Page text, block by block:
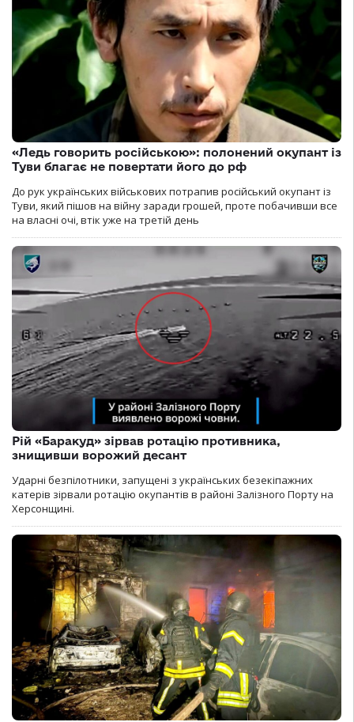
«Ледь говорить російською»: полонений окупант із
Туви благає не повертати його до рф
До рук українських військових потрапив російський окупант із
Туви, який пішов на війну заради грошей, проте побачивши все
на власні очі, втік уже на третій день
Рій «Баракуд» зірвав ротацію противника,
знищивши ворожий десант
Ударні безпілотники, запущені з українських безекіпажних
катерів зірвали ротацію окупантів в районі Залізного Порту на
Херсонщині.